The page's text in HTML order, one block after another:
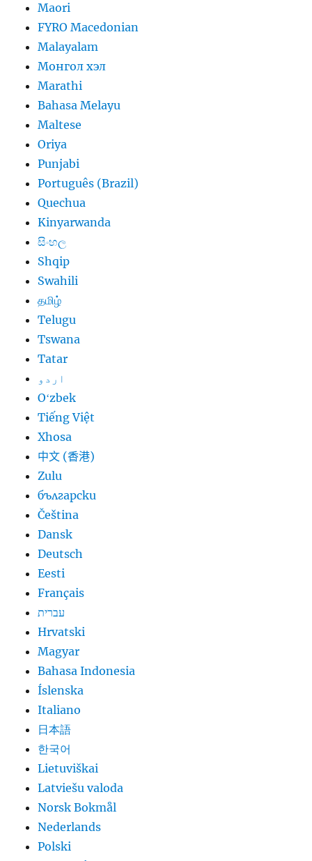
Maori
FYRO Macedonian
Malayalam
Монгол хэл
Marathi
Bahasa Melayu
Maltese
Oriya
Punjabi
Português (Brazil)
Quechua
Kinyarwanda
සිංහල
Shqip
Swahili
தமிழ்
Telugu
Tswana
Tatar
اردو
Oʻzbek
Tiếng Việt
Xhosa
中文 (香港)
Zulu
български
Čeština
Dansk
Deutsch
Eesti
Français
עברית
Hrvatski
Magyar
Bahasa Indonesia
Íslenska
Italiano
日本語
한국어
Lietuviškai
Latviešu valoda
Norsk Bokmål
Nederlands
Polski